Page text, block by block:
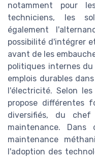
notamment pour
techniciens, les
également
possibilité d'intégrer
avant de les
politiques internes
emplois durables
l'électricité. Selon
propose différentes
diversifiés, du
maintenance.
maintenance
l'adoption des